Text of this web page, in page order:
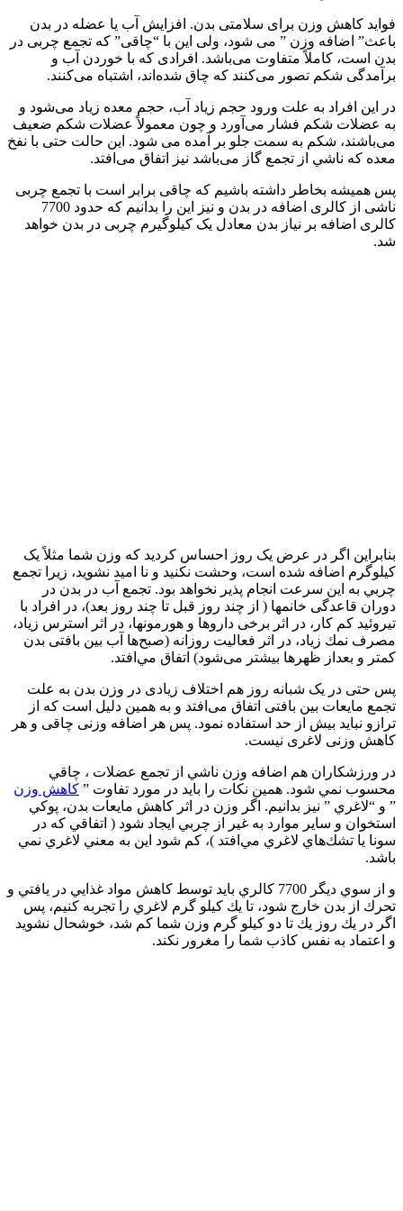
فواید کاهش وزن برای سلامتی بدن. افزایش آب يا عضله در بدن
باعث” اضافه وزن ” می شود، ولی این با “چاقی” که تجمع چربی در
بدن است، کاملاً متفاوت می‌باشد. افرادی که با خوردن آب و
برآمدگی شکم تصور می‌کنند که چاق شده‌اند، اشتباه می‌کنند.
در این افراد به علت ورود حجم زیاد آب، حجم معده زياد می‌شود و
به عضلات شکم فشار می‌آورد و چون معمولاً عضلات شکم ضعیف
می‌باشند، شکم به سمت جلو بر آمده می شود. این حالت حتی با نفخ
معده که ناشي از تجمع گاز می‌باشد نیز اتفاق می‌افتد.
پس همیشه بخاطر داشته باشیم که چاقی برابر است با تجمع چربی
ناشی از کالری اضافه در بدن و نیز این را بدانیم که حدود 7700
کالری اضافه بر نیاز بدن معادل یک کیلوگیرم چربی در بدن خواهد
شد.
بنابراین اگر در عرض یک روز احساس کردید که وزن شما مثلاً یک
کیلوگرم اضافه شده است، وحشت نکنید و نا امید نشوید، زيرا تجمع
چربي به اين سرعت انجام پذير نخواهد بود‌. تجمع آب در بدن در
دوران قاعدگی خانمها ( از چند روز قبل تا چند روز بعد)، در افراد با
تیروئید کم کار، در اثر برخی داروها و هورمونها، در اثر استرس زياد،
مصرف نمك زياد، در اثر فعالیت روزانه (صبح‌ها آب بین بافتی بدن
کمتر و بعداز ظهرها بیشتر می‌شود) اتفاق مي‌افتد‌.
پس حتی در یک شبانه روز هم اختلاف زیادی در وزن بدن به علت
تجمع مایعات بین بافتی اتفاق می‌افتد و به همین دلیل است که از
ترازو نباید بیش از حد استفاده نمود. پس هر اضافه وزنی چاقی و هر
كاهش وزنی لاغری نيست.
در ورزشكاران هم اضافه وزن ناشي از تجمع عضلات ، چاقي
محسوب نمي شود. همين نكات را بايد در مورد تفاوت ” كاهش وزن
” و “لاغري ” نيز بدانيم‌. اگر وزن در اثر كاهش مايعات بدن، پوكي
استخوان و ساير موارد به غير از چربي ايجاد شود ( اتفاقي كه در
سونا يا تشك‌هاي لاغري مي‌افتد )، كم شود اين به معني لاغري نمي
باشد‌.
و از سوي ديگر 7700 كالري بايد توسط كاهش مواد غذايي در يافتي و
تحرك از بدن خارج شود، تا يك كيلو گرم لاغري را تجربه كنيم، پس
اگر در يك روز يك تا دو كيلو گرم وزن شما كم شد، خوشحال نشويد
و اعتماد به نفس كاذب شما را مغرور نكند‌.